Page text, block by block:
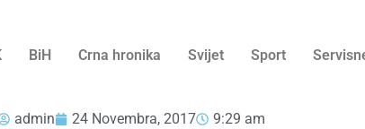
BiH Crna hronika Svijet Sport
admin 24 Novembra, 2017 9:29 am